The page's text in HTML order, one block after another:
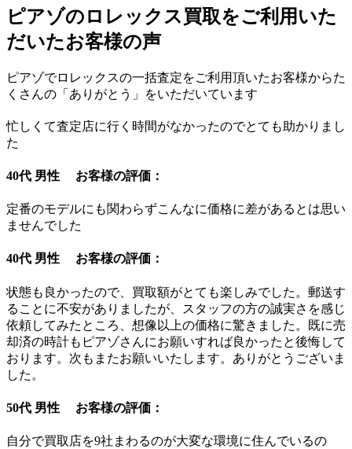
ピアゾのロレックス買取をご利用いた
だいたお客様の声
ピアゾでロレックスの一括査定をご利用頂いたお客様からた
くさんの「ありがとう」をいただいています
忙しくて査定店に行く時間がなかったのでとても助かりまし
た
40代 男性 お客様の評価：
定番のモデルにも関わらずこんなに価格に差があるとは思い
ませんでした
40代 男性 お客様の評価：
状態も良かったので、買取額がとても楽しみでした。郵送す
ることに不安がありましたが、スタッフの方の誠実さを感じ
依頼してみたところ、想像以上の価格に驚きました。既に売
却済の時計もピアゾさんにお願いすれば良かったと後悔して
おります。次もまたお願いいたします。ありがとうございま
した。
50代 男性 お客様の評価：
自分で買取店を9社まわるのが大変な環境に住んでいるの